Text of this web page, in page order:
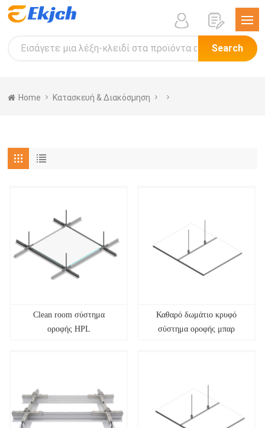
Search
Home Κατασκευή & Διακόσμηση
Clean room σύστημα
οροφής HPL
Καθαρό δωμάτιο κρυφό
σύστημα οροφής μπαρ